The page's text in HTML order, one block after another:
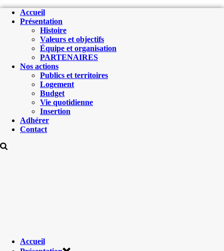
Accueil
Présentation
Histoire
Valeurs et objectifs
Équipe et organisation
PARTENAIRES
Nos actions
Publics et territoires
Logement
Budget
Vie quotidienne
Insertion
Adhérer
Contact
Accueil